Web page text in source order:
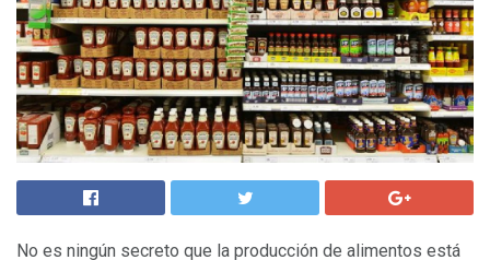
No es ningún secreto que la producción de alimentos está